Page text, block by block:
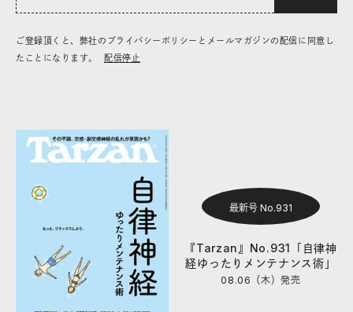
ご登録頂くと、弊社のプライバシーポリシーとメールマガジンの配信に同意し
たことになります。
配信停止
最新号 No.931
『Tarzan』No.931「自律神
経ゆったりメンテナンス術」
08.06（木）発売